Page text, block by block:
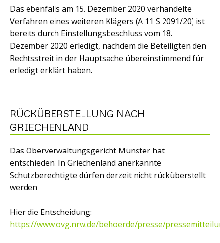
Das ebenfalls am 15. Dezember 2020 verhandelte
Verfahren eines weiteren Klägers (A 11 S 2091/20) ist
bereits durch Einstellungsbeschluss vom 18.
Dezember 2020 erledigt, nachdem die Beteiligten den
Rechtsstreit in der Hauptsache übereinstimmend für
erledigt erklärt haben.
RÜCKÜBERSTELLUNG NACH
GRIECHENLAND
Das Oberverwaltungsgericht Münster hat
entschieden: In Griechenland anerkannte
Schutzberechtigte dürfen derzeit nicht rücküberstellt
werden
Hier die Entscheidung:
https://www.ovg.nrw.de/behoerde/presse/